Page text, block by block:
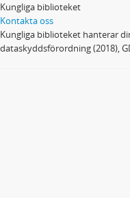
Kungliga biblioteket
Kontakta oss
Kungliga biblioteket hanterar
dataskyddsförordning (2018),